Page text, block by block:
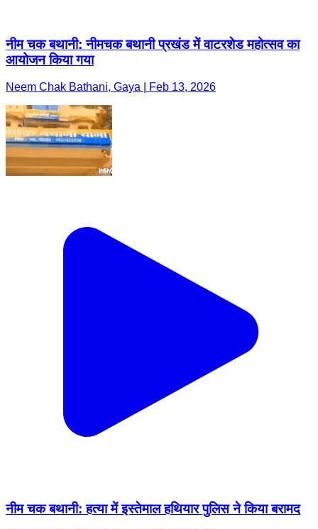
नीम चक बथानी: नीमचक बथानी प्रखंड में वाटरशेड महोत्सव का
आयोजन किया गया
Neem Chak Bathani, Gaya | Feb 13, 2026
नीम चक बथानी: हत्या में इस्तेमाल हथियार पुलिस ने किया बरामद